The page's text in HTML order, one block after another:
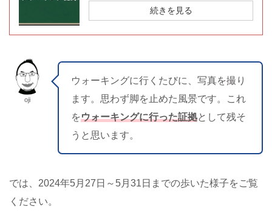
続きを見る
oji
ウォーキングに行くたびに、写真を撮り
ます。思わず脚を止めた風景です。これ
をウォーキングに行った証拠として残そ
うと思います。
では、2024年5月27日～5月31日までの歩いた様子をご覧
ください。